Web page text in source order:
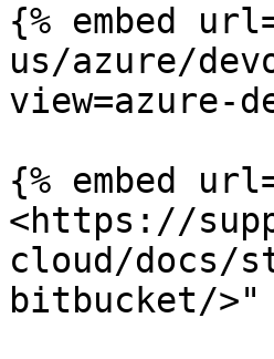
{% embed
us/azure/
view=azure-
{% embed
<https://
cloud/
bitbucket/>"